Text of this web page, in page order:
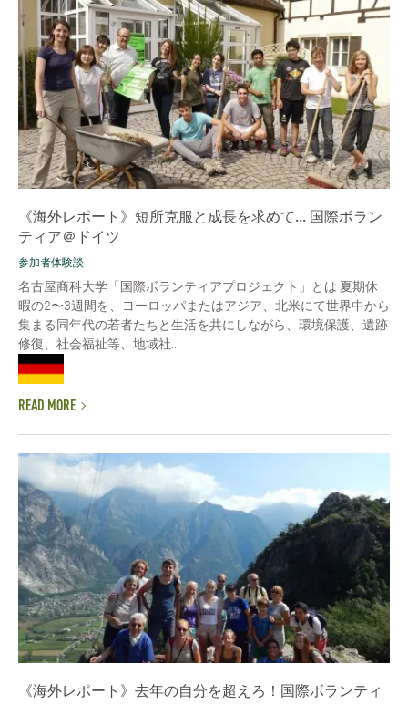
《海外レポート》短所克服と成長を求めて... 国際ボラン
ティア＠ドイツ
参加者体験談
名古屋商科大学「国際ボランティアプロジェクト」とは 夏期休
暇の2〜3週間を、ヨーロッパまたはアジア、北米にて世界中から
集まる同年代の若者たちと生活を共にしながら、環境保護、遺跡
修復、社会福祉等、地域社...
READ MORE
《海外レポート》去年の自分を超えろ！国際ボランティ